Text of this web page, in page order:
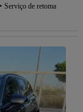
Serviço de retoma